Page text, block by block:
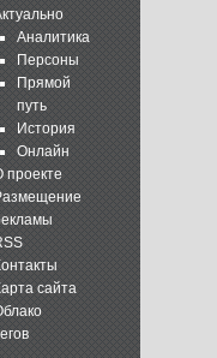
Аналитика
Персоны
Прямой
путь
История
Онлайн
проекте
сайта